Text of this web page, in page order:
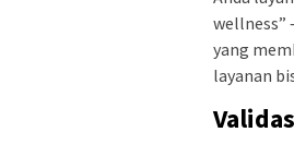
wellness”
yang
layanan